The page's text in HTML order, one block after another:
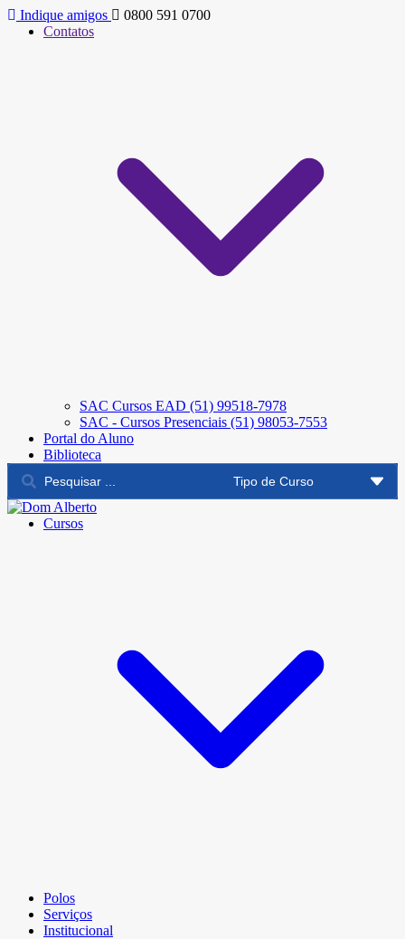
Indique amigos
0800 591 0700
Contatos
SAC Cursos EAD (51) 99518-7978
SAC - Cursos Presenciais (51) 98053-7553
Portal do Aluno
Biblioteca
Cursos
Polos
Serviços
Institucional